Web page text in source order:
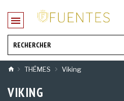
THÈMES Viking
VIKING